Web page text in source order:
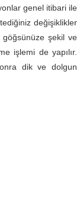
genel itibari ile
değişiklikler
göğsünüze şekil ve
işlemi de yapılır.
dik ve dolgun